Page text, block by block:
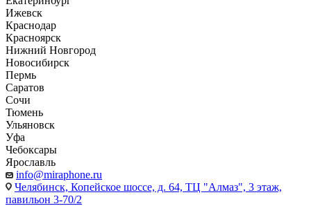
Ижевск
Краснодар
Красноярск
Нижний Новгород
Новосибирск
Пермь
Саратов
Сочи
Тюмень
Ульяновск
Уфа
Чебоксары
Ярославль
info@miraphone.ru
Челябинск, Копейское шоссе, д. 64, ТЦ "Алмаз", 3 этаж,
павильон 3-70/2